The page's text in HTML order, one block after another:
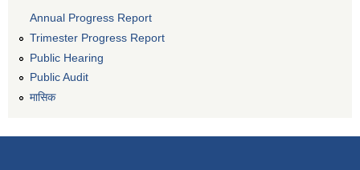
Annual Progress Report
Trimester Progress Report
Public Hearing
Public Audit
मासिक